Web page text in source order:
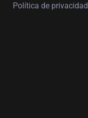
Política de privacidad